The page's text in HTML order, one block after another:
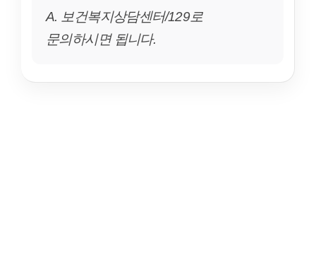
A. 보건복지상담센터/129로
문의하시면 됩니다.